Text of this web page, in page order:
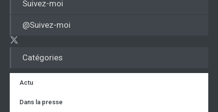
Catégories
Actu
Dans la presse
Suivez-moi
@Suivez-moi